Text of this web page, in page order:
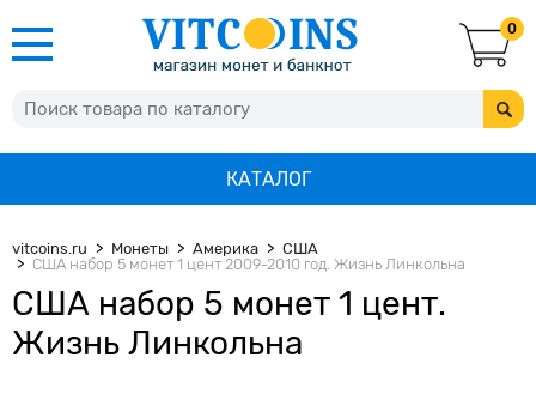
0
КАТАЛОГ
vitcoins.ru Монеты Америка
США
США набор 5 монет 1 цент 2009-2010 год. Жизнь Линкольна
США набор 5 монет 1 цент.
Жизнь Линкольна